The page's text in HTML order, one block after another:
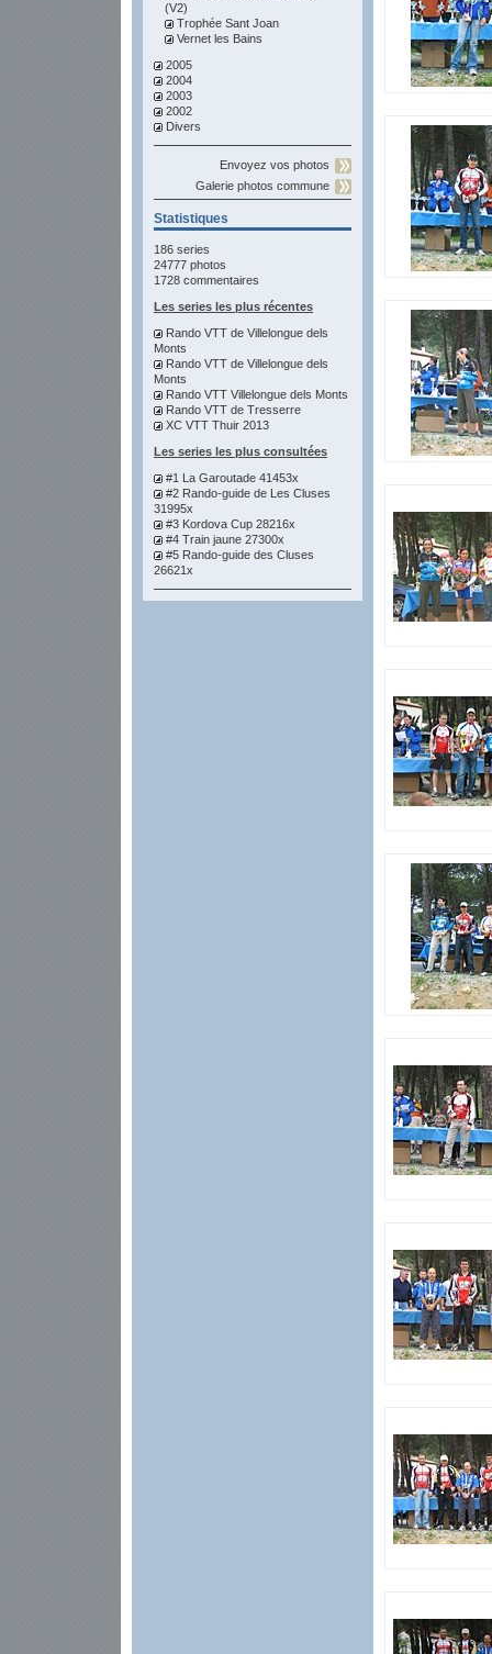
(V2)
Trophée Sant Joan
Vernet les Bains
2005
2004
2003
2002
Divers
Envoyez vos photos
Galerie photos commune
Statistiques
186 series
24777 photos
1728 commentaires
Les series les plus récentes
Rando VTT de Villelongue dels
Monts
Rando VTT de Villelongue dels
Monts
Rando VTT Villelongue dels Monts
Rando VTT de Tresserre
XC VTT Thuir 2013
Les series les plus consultées
#1 La Garoutade 41453x
#2 Rando-guide de Les Cluses
31995x
#3 Kordova Cup 28216x
#4 Train jaune 27300x
#5 Rando-guide des Cluses
26621x